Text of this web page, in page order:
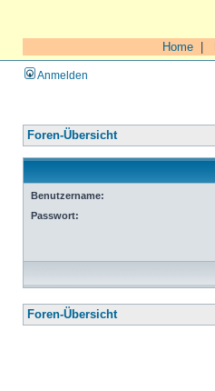
Home
Anmelden
Foren-Übersicht
Benutzername:
Passwort:
Foren-Übersicht